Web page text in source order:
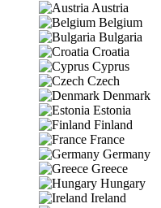
Austria
Belgium
Bulgaria
Croatia
Cyprus
Czech
Denmark
Estonia
Finland
France
Germany
Greece
Hungary
Ireland